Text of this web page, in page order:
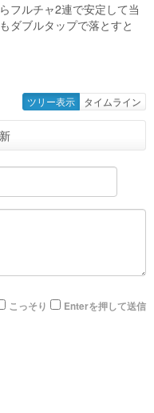
フルチャ2連で安定して当
ダブルタップで落とすと
ツリー表示 タイムライン
こっそり Enterを押して送信